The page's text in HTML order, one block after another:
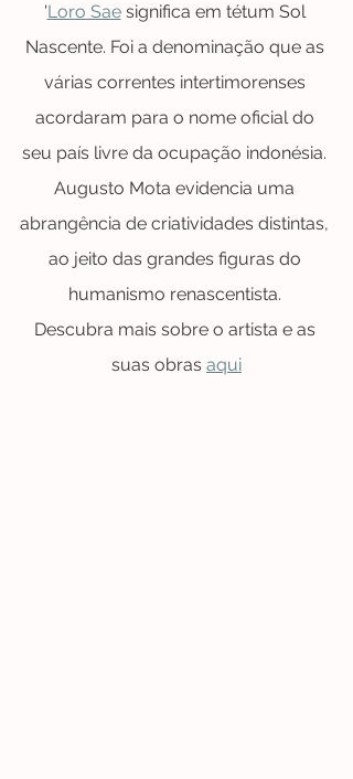
'Loro Sae significa em tétum Sol
Nascente. Foi a denominação que as
várias correntes intertimorenses
acordaram para o nome oficial do
seu país livre da ocupação indonésia.
Augusto Mota evidencia uma
abrangência de criatividades distintas,
ao jeito das grandes figuras do
humanismo renascentista.
Descubra mais sobre o artista e as
suas obras aqui